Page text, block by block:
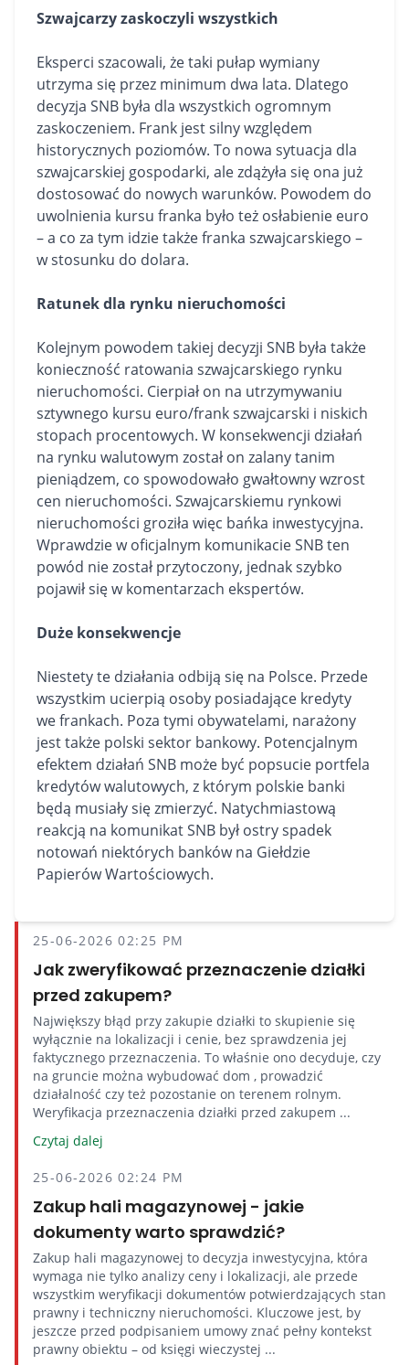
Szwajcarzy zaskoczyli wszystkich
Eksperci szacowali, że taki pułap wymiany
utrzyma się przez minimum dwa lata. Dlatego
decyzja SNB była dla wszystkich ogromnym
zaskoczeniem. Frank jest silny względem
historycznych poziomów. To nowa sytuacja dla
szwajcarskiej gospodarki, ale zdążyła się ona już
dostosować do nowych warunków. Powodem do
uwolnienia kursu franka było też osłabienie euro
– a co za tym idzie także franka szwajcarskiego –
w stosunku do dolara.
Ratunek dla rynku nieruchomości
Kolejnym powodem takiej decyzji SNB była także
konieczność ratowania szwajcarskiego rynku
nieruchomości. Cierpiał on na utrzymywaniu
sztywnego kursu euro/frank szwajcarski i niskich
stopach procentowych. W konsekwencji działań
na rynku walutowym został on zalany tanim
pieniądzem, co spowodowało gwałtowny wzrost
cen nieruchomości. Szwajcarskiemu rynkowi
nieruchomości groziła więc bańka inwestycyjna.
Wprawdzie w oficjalnym komunikacie SNB ten
powód nie został przytoczony, jednak szybko
pojawił się w komentarzach ekspertów.
Duże konsekwencje
Niestety te działania odbiją się na Polsce. Przede
wszystkim ucierpią osoby posiadające kredyty
we frankach. Poza tymi obywatelami, narażony
jest także polski sektor bankowy. Potencjalnym
efektem działań SNB może być popsucie portfela
kredytów walutowych, z którym polskie banki
będą musiały się zmierzyć. Natychmiastową
reakcją na komunikat SNB był ostry spadek
notowań niektórych banków na Giełdzie
Papierów Wartościowych.
25-06-2026 02:25 PM
Jak zweryfikować przeznaczenie działki
przed zakupem?
Największy błąd przy zakupie działki to skupienie się
wyłącznie na lokalizacji i cenie, bez sprawdzenia jej
faktycznego przeznaczenia. To właśnie ono decyduje, czy
na gruncie można wybudować dom , prowadzić
działalność czy też pozostanie on terenem rolnym.
Weryfikacja przeznaczenia działki przed zakupem ...
Czytaj dalej
25-06-2026 02:24 PM
Zakup hali magazynowej - jakie
dokumenty warto sprawdzić?
Zakup hali magazynowej to decyzja inwestycyjna, która
wymaga nie tylko analizy ceny i lokalizacji, ale przede
wszystkim weryfikacji dokumentów potwierdzających stan
prawny i techniczny nieruchomości. Kluczowe jest, by
jeszcze przed podpisaniem umowy znać pełny kontekst
prawny obiektu – od księgi wieczystej ...